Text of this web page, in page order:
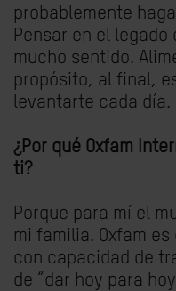
probablemente
Pensar en el
mucho sentido.
propósito, al final,
levantarte cada día.
¿Por qué Oxfam
ti?
Porque para mí el
mi familia. Oxfam
con capacidad de
de “dar hoy para